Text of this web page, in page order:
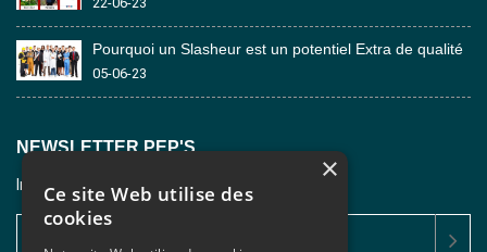
Pourquoi un Slasheur est un potentiel Extra de qualité
05-06-23
NEWSLETTER PEP'S
Inscrivez-vous à la newsletter pour nous suivre.
×
Ce site Web utilise des
cookies